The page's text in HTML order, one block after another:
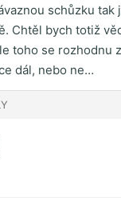
schůzku tak
Chtěl bych totiž
toho se rozhodnu
dál, nebo ne…